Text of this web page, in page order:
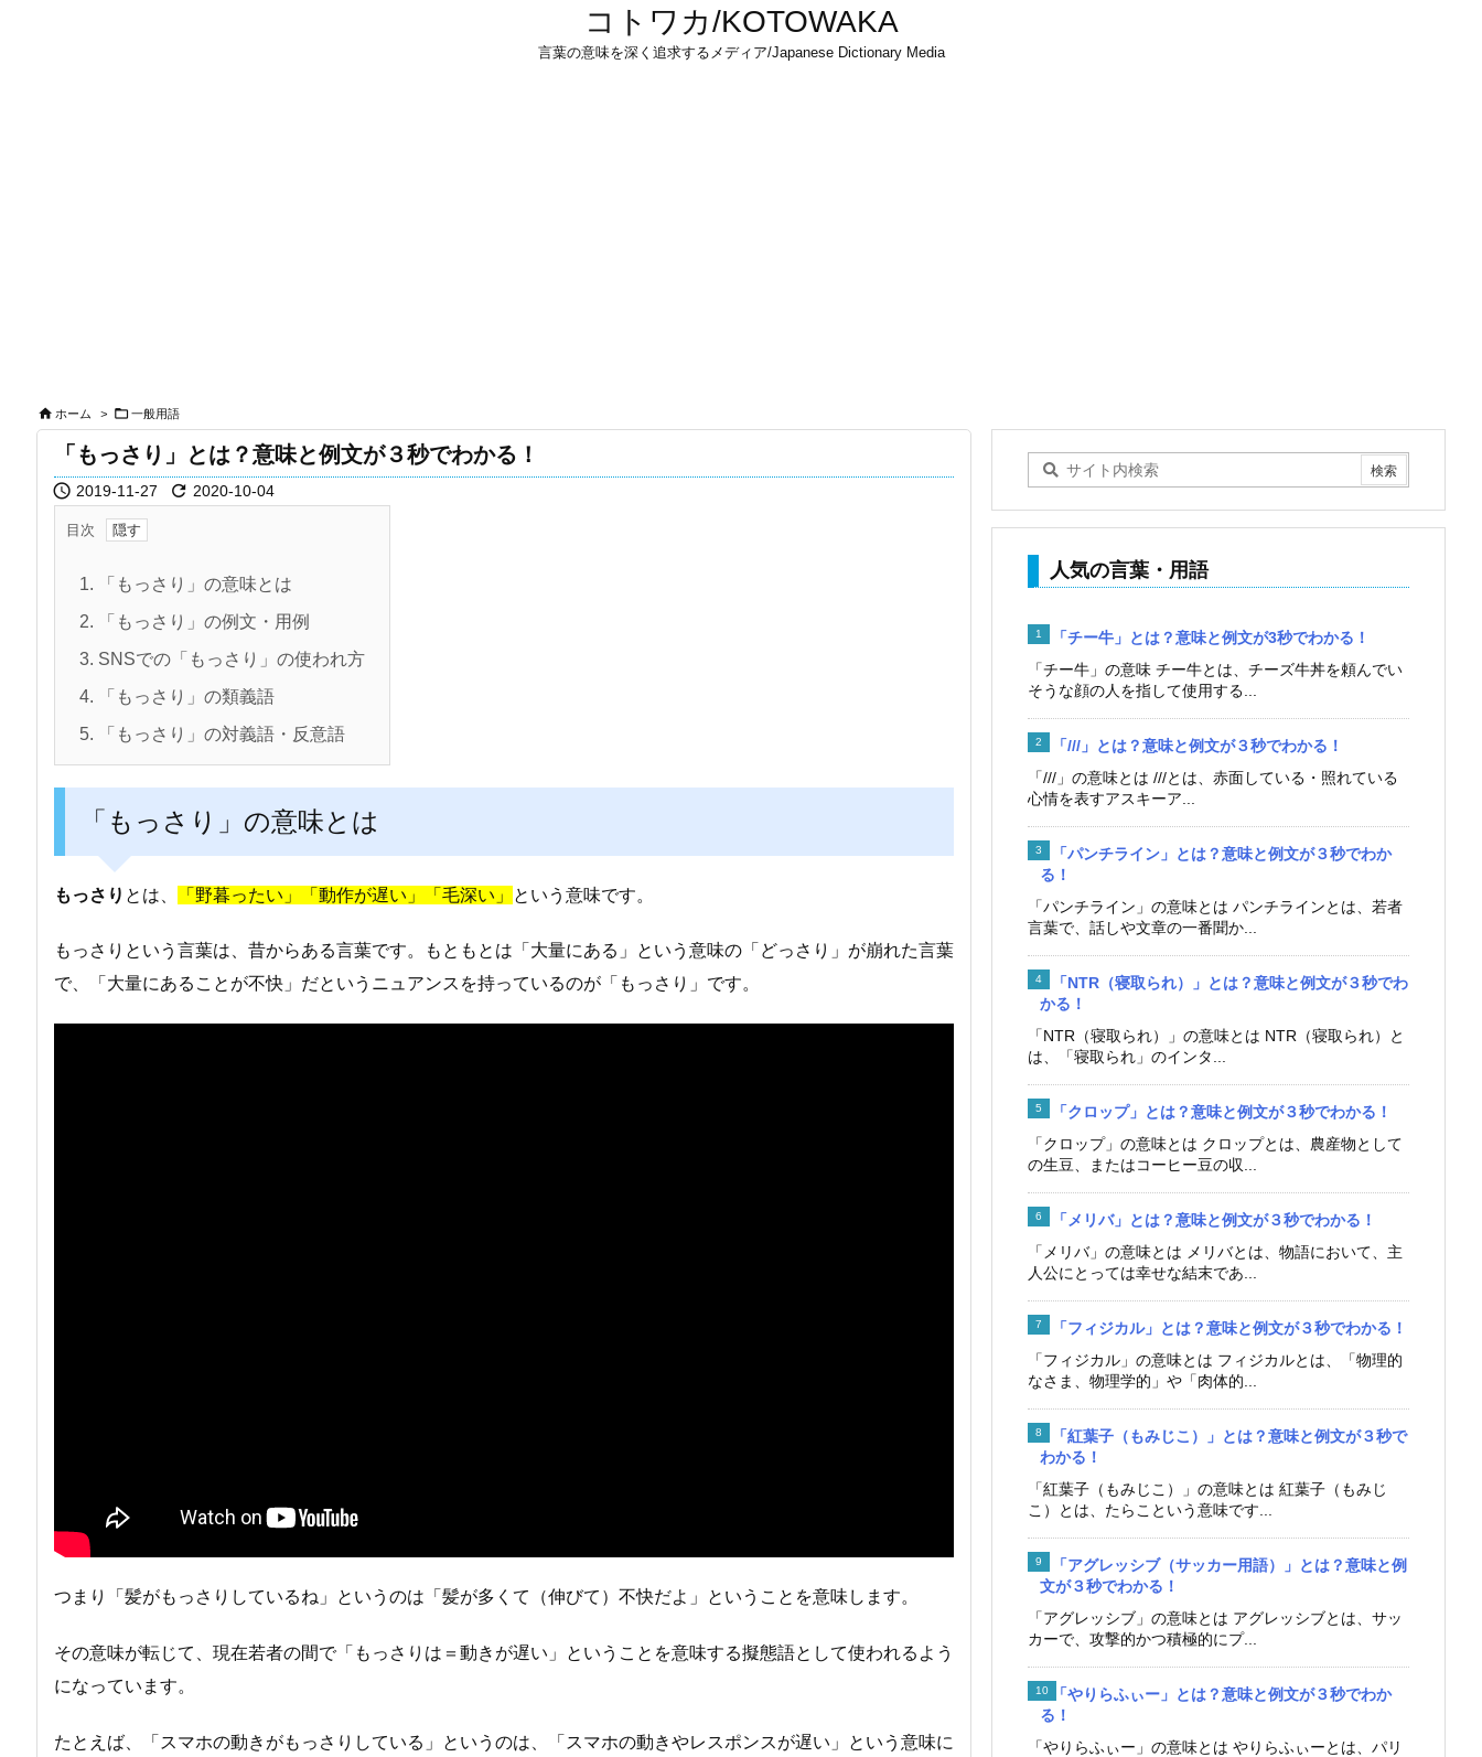
コトワカ/KOTOWAKA
言葉の意味を深く追求するメディア/Japanese Dictionary Media
 ホーム >  一般用語
「もっさり」とは？意味と例文が３秒でわかる！
 2019-11-27  2020-10-04
目次
1. 「もっさり」の意味とは
2. 「もっさり」の例文・用例
3. SNSでの「もっさり」の使われ方
4. 「もっさり」の類義語
5. 「もっさり」の対義語・反意語
「もっさり」の意味とは
もっさり とは、 「野暮ったい」「動作が遅い」「毛深い」 という意味です。
もっさりという言葉は、昔からある言葉です。もともとは「大量にある」という意味の「どっさり」が崩れた言葉
で、「大量にあることが不快」だというニュアンスを持っているのが「もっさり」です。
つまり「髪がもっさりしているね」というのは「髪が多くて（伸びて）不快だよ」ということを意味します。
その意味が転じて、現在若者の間で「もっさりは＝動きが遅い」ということを意味する擬態語として使われるよう
になっています。
たとえば、「スマホの動きがもっさりしている」というのは、「スマホの動きやレスポンスが遅い」という意味に
人気の言葉・用語
「チー牛」とは？意味と例文が3秒でわかる！
「チー牛」の意味 チー牛とは、チーズ牛丼を頼んでい
そうな顔の人を指して使用する...
「///」とは？意味と例文が３秒でわかる！
「///」の意味とは ///とは、赤面している・照れている
心情を表すアスキーア...
「パンチライン」とは？意味と例文が３秒でわか
る！
「パンチライン」の意味とは パンチラインとは、若者
言葉で、話しや文章の一番聞か...
「NTR（寝取られ）」とは？意味と例文が３秒でわ
かる！
「NTR（寝取られ）」の意味とは NTR（寝取られ）と
は、「寝取られ」のインタ...
「クロップ」とは？意味と例文が３秒でわかる！
「クロップ」の意味とは クロップとは、農産物として
の生豆、またはコーヒー豆の収...
「メリバ」とは？意味と例文が３秒でわかる！
「メリバ」の意味とは メリバとは、物語において、主
人公にとっては幸せな結末であ...
「フィジカル」とは？意味と例文が３秒でわかる！
「フィジカル」の意味とは フィジカルとは、「物理的
なさま、物理学的」や「肉体的...
「紅葉子（もみじこ）」とは？意味と例文が３秒で
わかる！
「紅葉子（もみじこ）」の意味とは 紅葉子（もみじ
こ）とは、たらこという意味です...
「アグレッシブ（サッカー用語）」とは？意味と例
文が３秒でわかる！
「アグレッシブ」の意味とは アグレッシブとは、サッ
カーで、攻撃的かつ積極的にプ...
「やりらふぃー」とは？意味と例文が３秒でわか
る！
「やりらふぃー」の意味とは やりらふぃーとは、パリ